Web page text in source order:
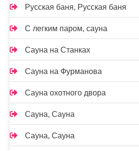
Русская баня, Русская баня
С легким паром, сауна
Сауна на Станках
Сауна на Фурманова
Сауна охотного двора
Сауна, Сауна
Сауна, Сауна